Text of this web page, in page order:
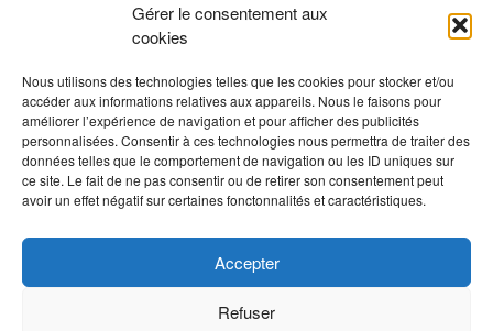
Gérer le consentement aux
cookies
Nous utilisons des technologies telles que les cookies pour stocker et/ou
accéder aux informations relatives aux appareils. Nous le faisons pour
améliorer l’expérience de navigation et pour afficher des publicités
personnalisées. Consentir à ces technologies nous permettra de traiter des
données telles que le comportement de navigation ou les ID uniques sur
ce site. Le fait de ne pas consentir ou de retirer son consentement peut
avoir un effet négatif sur certaines fonctonnalités et caractéristiques.
Accepter
Refuser